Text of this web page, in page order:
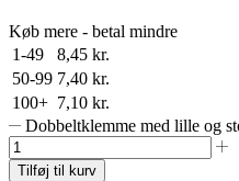
Køb mere - betal mindre
1-49
8,45 kr.
50-99 7,40 kr.
100+ 7,10 kr.
Dobbeltklemme med lille og
Tilføj til kurv